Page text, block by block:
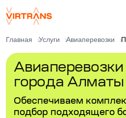
Главная Услуги Авиаперевозки
Авиаперевозки
города Алматы
Обеспечиваем
подбор подходящего